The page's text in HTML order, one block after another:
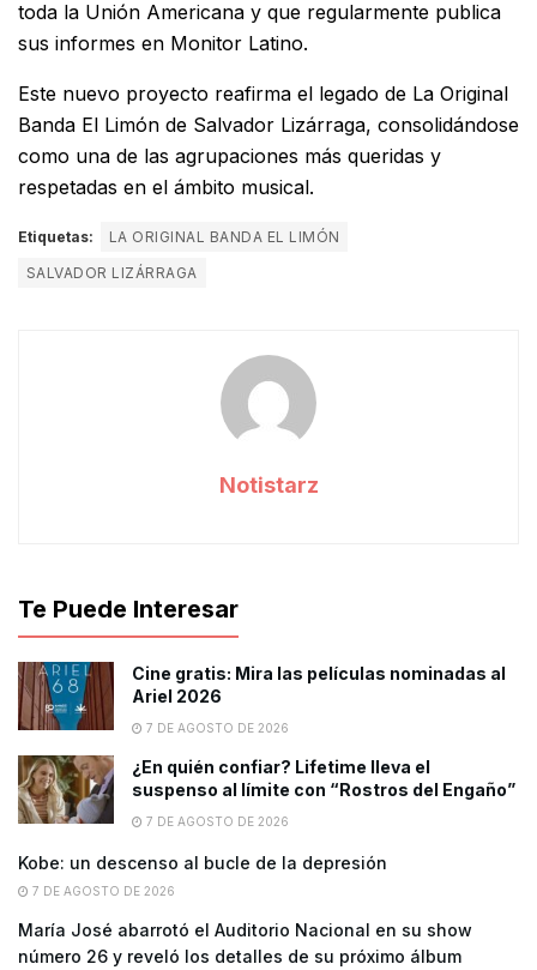
toda la Unión Americana y que regularmente publica
sus informes en Monitor Latino.
Este nuevo proyecto reafirma el legado de La Original
Banda El Limón de Salvador Lizárraga, consolidándose
como una de las agrupaciones más queridas y
respetadas en el ámbito musical.
Etiquetas:
LA ORIGINAL BANDA EL LIMÓN
SALVADOR LIZÁRRAGA
Notistarz
Te Puede Interesar
Cine gratis: Mira las películas nominadas al
Ariel 2026
7 DE AGOSTO DE 2026
¿En quién confiar? Lifetime lleva el
suspenso al límite con “Rostros del Engaño”
7 DE AGOSTO DE 2026
Kobe: un descenso al bucle de la depresión
7 DE AGOSTO DE 2026
María José abarrotó el Auditorio Nacional en su show
número 26 y reveló los detalles de su próximo álbum